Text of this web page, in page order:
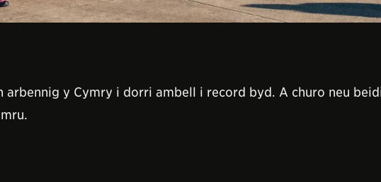
arbennig y Cymry i dorri ambell i record byd. A churo neu